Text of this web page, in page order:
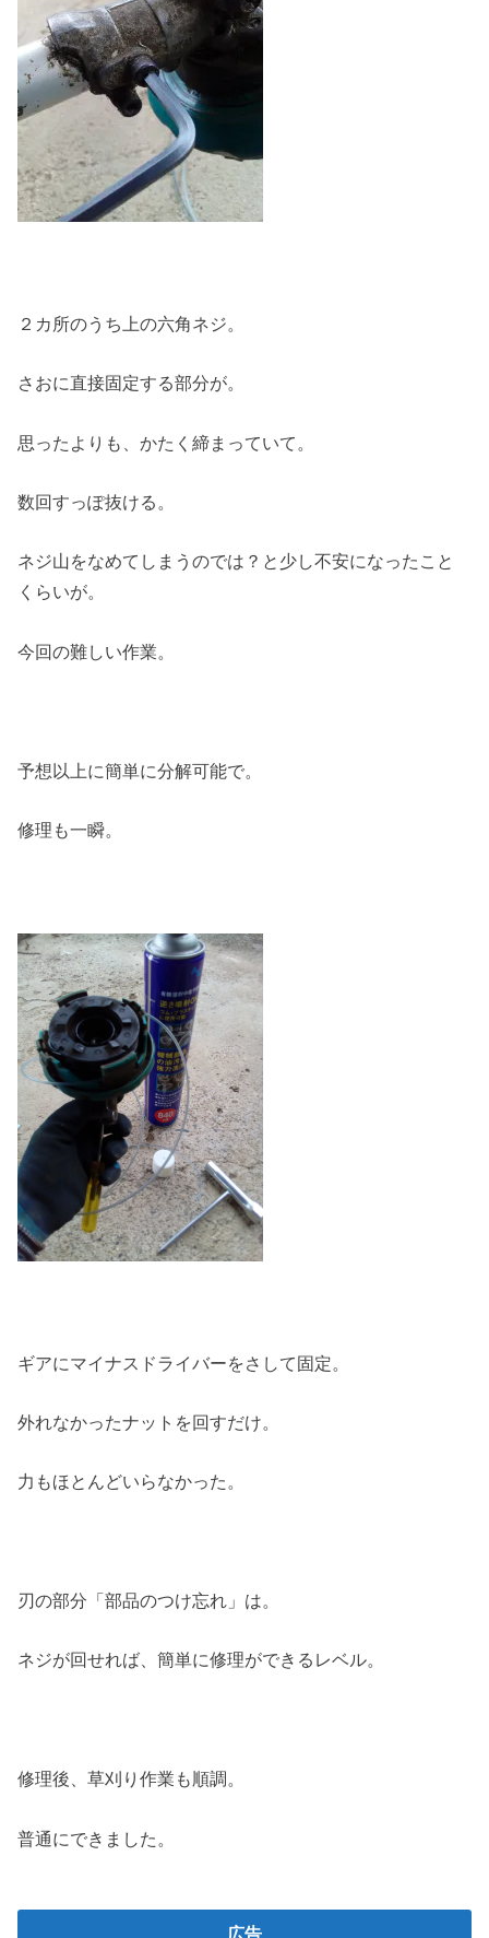
２カ所のうち上の六角ネジ。
さおに直接固定する部分が。
思ったよりも、かたく締まっていて。
数回すっぽ抜ける。
ネジ山をなめてしまうのでは？と少し不安になったこと
くらいが。
今回の難しい作業。
予想以上に簡単に分解可能で。
修理も一瞬。
ギアにマイナスドライバーをさして固定。
外れなかったナットを回すだけ。
力もほとんどいらなかった。
刃の部分「部品のつけ忘れ」は。
ネジが回せれば、簡単に修理ができるレベル。
修理後、草刈り作業も順調。
普通にできました。